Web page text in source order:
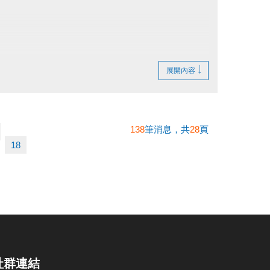
展開內容
18
138筆消息，共28頁
群連結